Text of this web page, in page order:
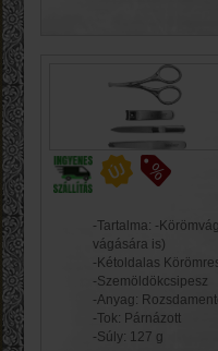
-Tartalma: -
vágására is)
-Kétoldalas
-Szemöldökcsipesz
-Anyag:
-Tok: Párnázott
-Súly: 127 g